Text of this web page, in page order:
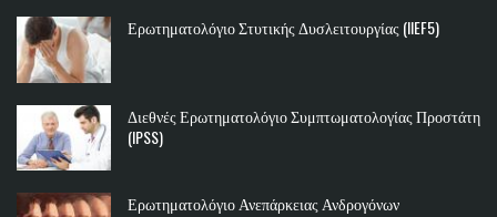
Ερωτηματολόγιο Στυτικής Δυσλειτουργίας (IIEF5)
Διεθνές Ερωτηματολόγιο Συμπτωματολογίας Προστάτη
(IPSS)
Ερωτηματολόγιο Ανεπάρκειας Ανδρογόνων